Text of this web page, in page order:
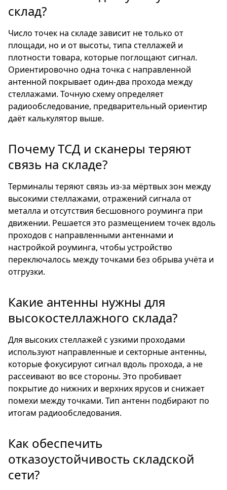
склад?
Число точек на складе зависит не только от
площади, но и от высоты, типа стеллажей и
плотности товара, которые поглощают сигнал.
Ориентировочно одна точка с направленной
антенной покрывает один-два прохода между
стеллажами. Точную схему определяет
радиообследование, предварительный ориентир
даёт калькулятор выше.
Почему ТСД и сканеры теряют
связь на складе?
Терминалы теряют связь из-за мёртвых зон между
высокими стеллажами, отражений сигнала от
металла и отсутствия бесшовного роуминга при
движении. Решается это размещением точек вдоль
проходов с направленными антеннами и
настройкой роуминга, чтобы устройство
переключалось между точками без обрыва учёта и
отгрузки.
Какие антенны нужны для
высокостеллажного склада?
Для высоких стеллажей с узкими проходами
используют направленные и секторные антенны,
которые фокусируют сигнал вдоль прохода, а не
рассеивают во все стороны. Это пробивает
покрытие до нижних и верхних ярусов и снижает
помехи между точками. Тип антенн подбирают по
итогам радиообследования.
Как обеспечить
отказоустойчивость складской
сети?